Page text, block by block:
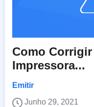
Como
Impressora...
Emitir
Junho 29, 2021